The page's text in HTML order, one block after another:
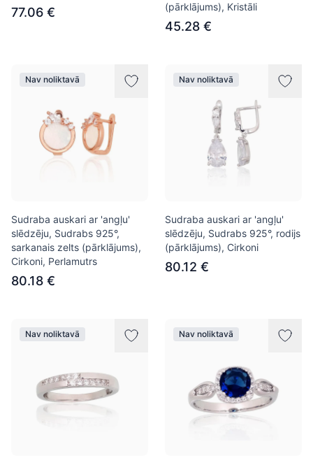
77.06 €
(pārklājums), Kristāli
45.28 €
Nav noliktavā
Sudraba auskari ar 'angļu'
slēdzēju, Sudrabs 925°,
sarkanais zelts (pārklājums),
Cirkoni, Perlamutrs
80.18 €
Nav noliktavā
Sudraba auskari ar 'angļu'
slēdzēju, Sudrabs 925°, rodijs
(pārklājums), Cirkoni
80.12 €
Nav noliktavā Nav noliktavā